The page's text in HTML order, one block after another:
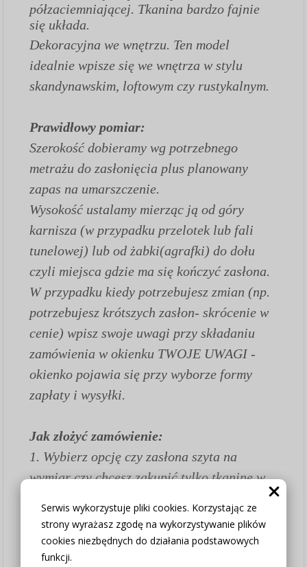
Serwis wykorzystuje pliki cookies. Korzystając ze
strony wyrażasz zgodę na wykorzystywanie plików
cookies niezbędnych do działania podstawowych
funkcji.
półzaciemniającej. Tkanina bardzo fajnie
się układa.
Dekoracyjna we wnętrzu. Ten model
idealnie wpisze się we wnętrza w stylu
skandynawskim, loftowym czy rustykalnym.
Prawidłowy pomiar:
Szerokość dobieramy wg potrzebnego
metrażu do zasłonięcia plus planowany
zapas na umarszczenie.
Wysokość ustalamy mierząc ją od góry
karnisza (w przypadku przelotek lub fali
tunelowej) lub od żabki(agrafki) do dołu
czyli miejsca gdzie ma się kończyć zasłona.
W przypadku kiedy potrzebujesz zmian (np.
potrzebujesz krótszych zasłon- skrócenie w
cenie) wpisz swoje uwagi przy składaniu
zamówienia w okienku TWOJE UWAGI -
okienko pojawia się przy wyborze formy
zapłaty i wysyłki.
Jak złożyć zamówienie:
1. Wybierz opcję czy zasłona szyta na
wymiar czy chcesz zakupić tylko tkaninę w
metry bez szycia" wszystkie poniższe
pozostałe parametry ustaw "nie dotyczy")
2. Szerokość standardowa 130cm